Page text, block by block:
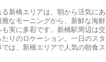
新橋エリアは、朝から活気に
なモーニングから、新鮮な海
実に多彩です。新橋駅周辺は
りのロケーション。一日のス
は、新橋エリアで人気の朝食